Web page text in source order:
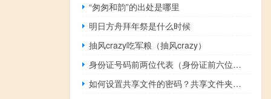
“匆匆和韵”的出处是哪里
明日方舟拜年祭是什么时候
抽风crazy吃军粮（抽风crazy）
身份证号码前两位代表（身份证前六位代表什么）
如何设置共享文件的密码？共享文件夹密码设置方法介绍